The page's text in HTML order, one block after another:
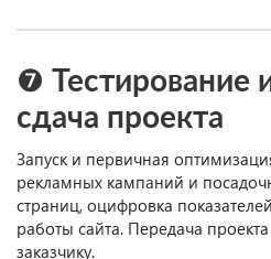
❼ Тестирование
сдача проекта
Запуск и первичная
рекламных кампаний и
страниц, оцифровка показателей
работы сайта. Передача проекта
заказчику.